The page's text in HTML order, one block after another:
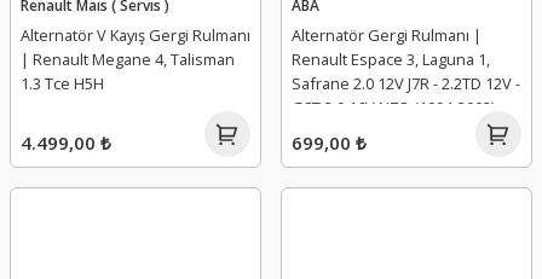
Renault Mais ( Servis )
Alternatör V Kayış Gergi Rulmanı
| Renault Megane 4, Talisman
1.3 Tce H5H
4.499,00 ₺
ABA
Alternatör Gergi Rulmanı |
Renault Espace 3, Laguna 1,
Safrane 2.0 12V J7R - 2.2TD 12V -
G8T 2.0 16V N7Q (1994-2002)
699,00 ₺